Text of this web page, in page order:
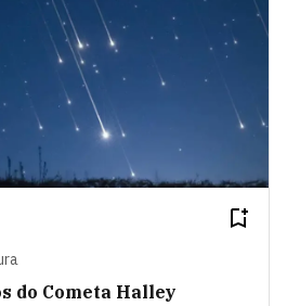
do Cometa Halley